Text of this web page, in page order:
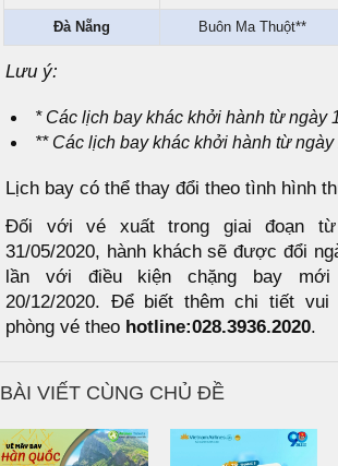
Đà Nẵng Buôn Ma Thuột**
Lưu ý:
* Các lịch bay khác khởi hành từ ngày
** Các lịch bay khác khởi hành từ ngày
Lịch bay có thể thay đổi theo tình hình
Đối với vé xuất trong giai đoạn từ
31/05/2020, hành khách sẽ được đổi
lần với điều kiện chặng bay mới
20/12/2020. Để biết thêm chi tiết vui
phòng vé theo hotline:028.3936.2020.
BÀI VIẾT CÙNG CHỦ ĐỀ